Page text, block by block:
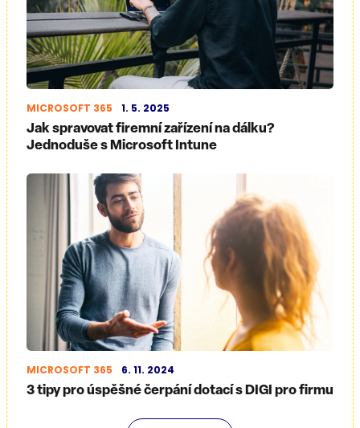
MICROSOFT 365
1. 5. 2025
Jak spravovat firemní zařízení na dálku?
Jednoduše s Microsoft Intune
MICROSOFT 365
6. 11. 2024
3 tipy pro úspěšné čerpání dotací s DIGI pro firmu